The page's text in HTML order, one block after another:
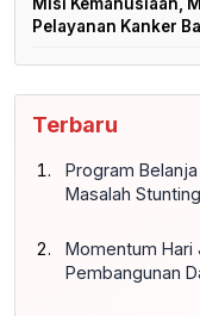
Misi Kemanusiaan,
Pelayanan Kanker
Terbaru
Program
Masalah
Momentum Hari
Pembangunan